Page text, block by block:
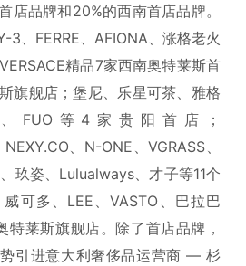
店品牌和20%的西南首店品牌。
3、FERRE、AFIONA、涨格老火
精品7家西南奥特莱斯首
旗舰店；堡尼、乐星可茶、雅格
、FUO等4家贵阳首店；
、N-ONE、VGRASS、
玖姿、Lulualways、才子等11个
可多、LEE、VASTO、巴拉巴
特莱斯旗舰店。除了首店品牌，
引进意大利奢侈品运营商 — 杉